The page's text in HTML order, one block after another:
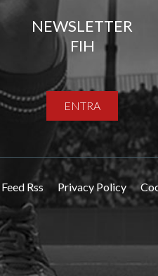
NEWSLETTER
FIH
ENTRA
Feed Rss Privacy Policy